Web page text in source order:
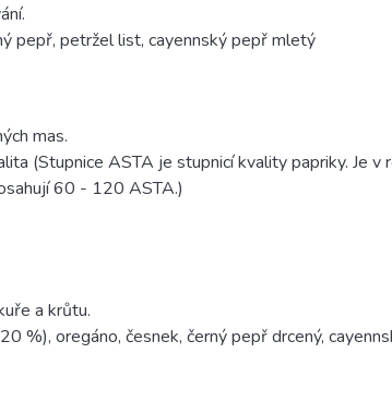
pepř, petržel list, cayennský pepř mletý
mas.
(Stupnice ASTA je stupnicí kvality papriky. Je v
60 - 120 ASTA.)
a krůtu.
%), oregáno, česnek, černý pepř drcený,